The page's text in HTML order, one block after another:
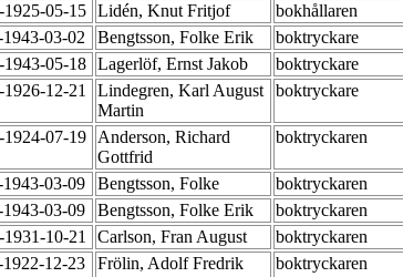
1925-05-15 Lidén, Knut Fritjof bokhållaren
03-02 Bengtsson, Folke Erik boktryckare
1943-05-18 Lagerlöf, Ernst Jakob boktryckare
12-21
Lindegren, Karl August
Martin
boktryckare
1924-07-19
Anderson, Richard
Gottfrid
boktryckaren
03-09 Bengtsson, Folke boktryckaren
03-09 Bengtsson, Folke Erik boktryckaren
10-21 Carlson, Fran August boktryckaren
12-23
Frölin, Adolf Fredrik
boktryckaren